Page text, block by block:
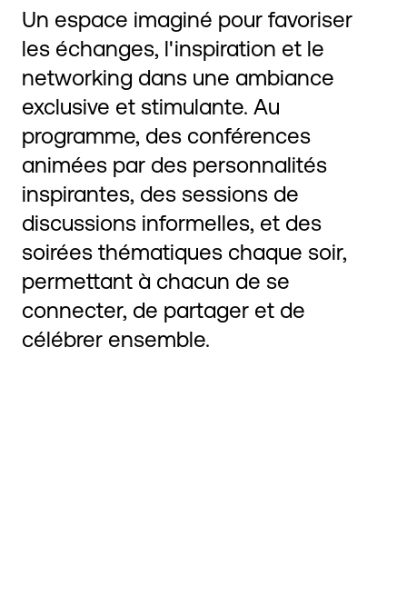
Un espace imaginé pour favoriser
les échanges, l'inspiration et le
networking dans une ambiance
exclusive et stimulante. Au
programme, des conférences
animées par des personnalités
inspirantes, des sessions de
discussions informelles, et des
soirées thématiques chaque soir,
permettant à chacun de se
connecter, de partager et de
célébrer ensemble.